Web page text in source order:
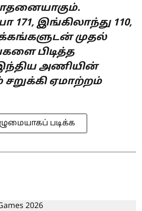
171, இங்கிலாந்து 110,
முதல்
பிடித்த
அணியின்
ஏமாற்றம்
படிக்க